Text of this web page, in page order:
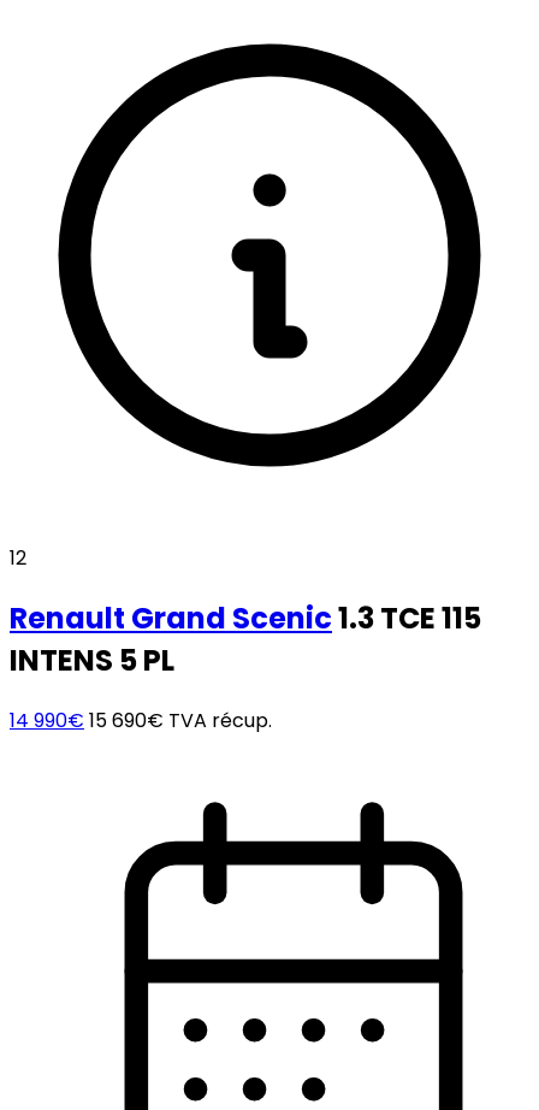
12
Renault Grand Scenic1.3 TCE 115
INTENS 5 PL
14 990€ 15 690€ TVA récup.